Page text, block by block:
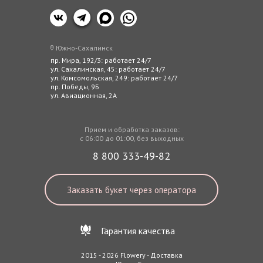
пр. Мира, 192/3: работает 24/7
ул. Сахалинская, 45: работает 24/7
ул. Комсомольская, 249: работает 24/7
пр. Победы, 9Б
ул. Авиационная, 2А
Заказать букет через оператора
8 800 333-49-82
Прием и обработка заказов:
с 06:00 до 01:00, без выходных
Южно-Сахалинск
2015 - 2026 Flowery - Доставка
Гарантия качества